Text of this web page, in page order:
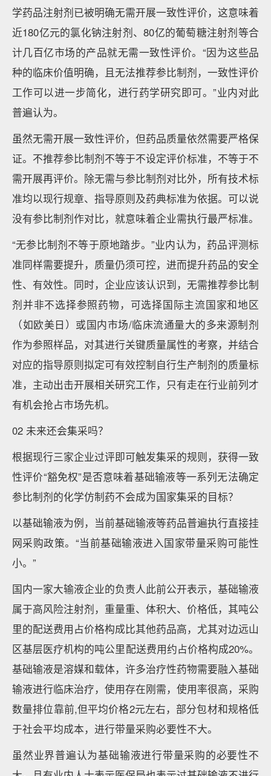
学药品注射剂已被明确无需开展一致性评价，这意味着
近180亿元的氯化钠注射剂、80亿的葡萄糖注射剂等合
计几百亿市场的产品就无需一致性评价。“因为这些品
种的临床价值明确，且无法推荐参比制剂，一致性评价
工作可以进一步简化，进行药学研究即可。”业内对此
普遍认为。
虽然无需开展一致性评价，但药品质量依然需要严格保
证。不推荐参比制剂不等于不设定评价标准，不等于不
需开展再评价。除无需与参比制剂对比外，所有技术标
准均以现行规章、指导原则及药典标准为依据。可以说
没有参比制剂作对比，就意味着企业需执行最严标准。
“无参比制剂不等于原地踏步。”业内认为，药品评测标
准同样需要提升，质量仍须可控，进而提升药品的安全
性、有效性。同时，企业应该认识到，无需推荐参比制
剂并非不选择参照药物，可选择国际主流国家和地区
（如欧美日）或国内市场/临床流通量大的多来源制剂
作为参照样品，对其进行关键质量属性的考察，并结合
对应的指导原则拟定可有效控制自行生产制剂的质量标
准，主动出击开展相关研究工作，只有走在行业前列才
有机会抢占市场先机。
02 未来还会集采吗？
根据现行三家企业过评即可触发集采的规则，获得一致
性评价“豁免权”是否意味着基础输液等一系列无法确定
参比制剂的化学仿制药不会成为国家集采的目标？
以基础输液为例，当前基础输液等药品普遍执行直接挂
网采购政策。“当前基础输液进入国家带量采购可能性
小。”
国内一家大输液企业的负责人此前公开表示，基础输液
属于高风险注射剂，重量重、体积大、价格低，其吨公
里的配送费用占价格构成比其他药品高，尤其对边远山
区基层医疗机构的吨公里配送费用约占价格构成20%。
基础输液是溶媒和载体，许多治疗性药物需要融入基础
输液进行临床治疗，使用存在刚需，使用率很高，采购
数量排位靠前,但平均价格2元左右，部分包材和规格低
于社会平均成本，进行带量采购必要性不大。
虽然业界普遍认为基础输液进行带量采购的必要性不